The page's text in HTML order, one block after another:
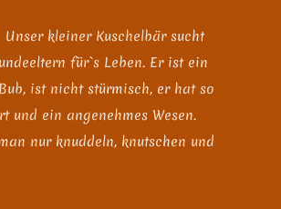
Unser kleiner Kuschelbär sucht
für`s Leben. Er ist ein
ist nicht stürmisch, er hat so
und ein angenehmes Wesen.
nur knuddeln, knutschen und